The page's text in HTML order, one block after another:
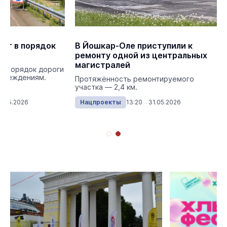
в порядок
порядок дороги
В Йошкар-Оле приступили к
ремонту одной из центральных
магистралей
Протяжённость ремонтируемого
участка — 2,4 км.
Нацпроекты 13:20 31.05.2026